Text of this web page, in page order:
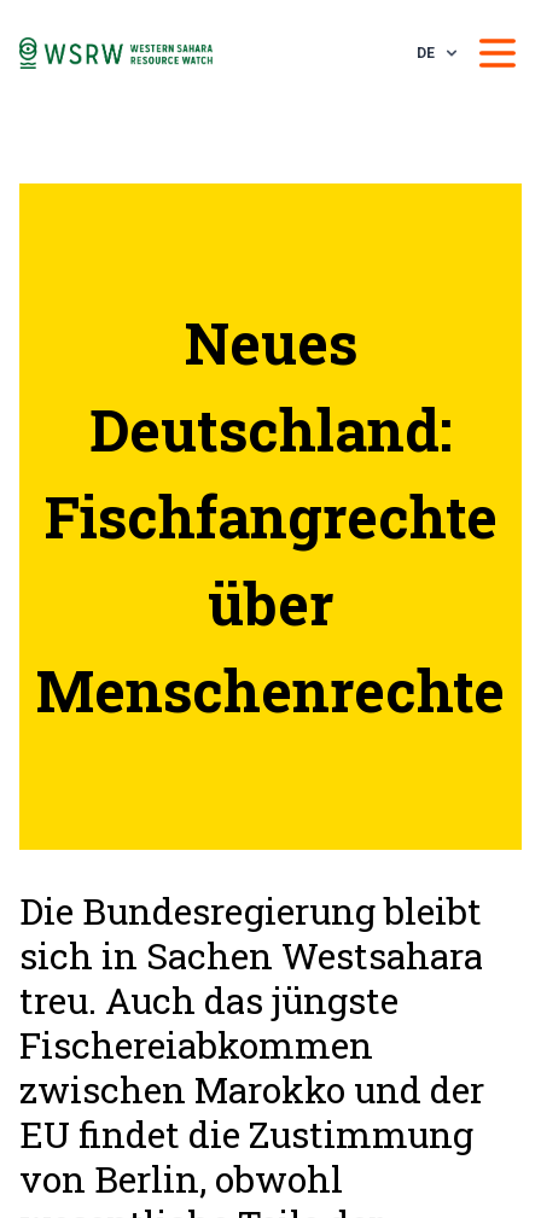
DE
Neues
Deutschland:
Fischfangrechte
über
Menschenrechte
Die Bundesregierung bleibt
sich in Sachen Westsahara
treu. Auch das jüngste
Fischereiabkommen
zwischen Marokko und der
EU findet die Zustimmung
von Berlin, obwohl